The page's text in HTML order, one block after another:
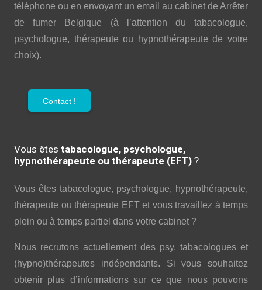
téléphone ou en envoyant un email au cabinet de Arrêter
de fumer Belgique (à l’attention du tabacologue,
psychologue, thérapeute ou hypnothérapeute de votre
choix).
Contact !
Vous êtes tabacologue, psychologue,
hypnothérapeute ou thérapeute (EFT) ?
Vous êtes tabacologue, psychologue, hypnothérapeute,
thérapeute ou thérapeute EFT et vous travaillez à temps
plein ou à temps partiel dans votre cabinet ?
Nous recrutons actuellement des psy, tabacologues et
(hypno)thérapeutes indépendants. Si vous souhaitez
obtenir plus d’informations sur ce que nous pouvons